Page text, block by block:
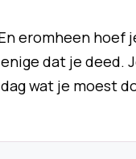
eromheen
dat je deed.
wat je moest